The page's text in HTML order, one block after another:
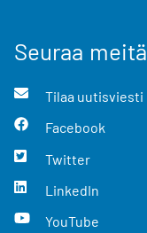
Seuraa meitä
Tilaa uutisviesti
Facebook
Twitter
LinkedIn
YouTube